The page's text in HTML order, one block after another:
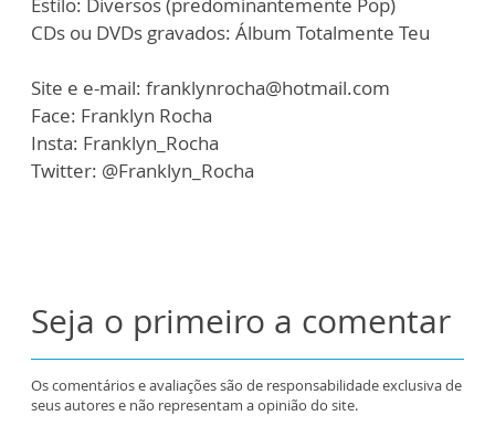
CDs ou DVDs gravados: Álbum Totalmente Teu
Site e e-mail: franklynrocha@hotmail.com
Face: Franklyn Rocha
Insta: Franklyn_Rocha
Twitter: @Franklyn_Rocha
Seja o primeiro a comentar
Os comentários e avaliações são de responsabilidade exclusiva de
seus autores e não representam a opinião do site.